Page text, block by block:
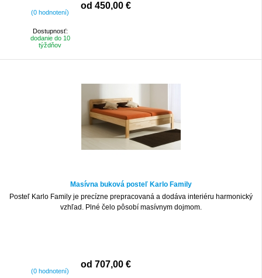
(0 hodnotení)
Dostupnosť:
dodanie do 10
týždňov
od 450,00 €
Masívna buková posteľ Karlo Family
Posteľ Karlo Family je precízne prepracovaná a dodáva interiéru harmonický
vzhľad. Plné čelo pôsobí masívnym dojmom.
(0 hodnotení)
od 707,00 €